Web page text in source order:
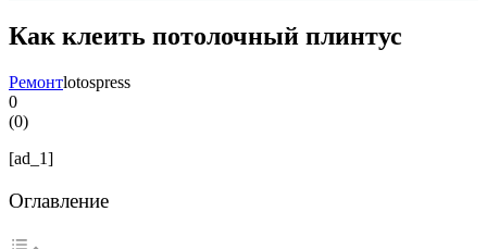
Как клеить потолочный плинтус
Ремонтlotospress
0
(0)
[ad_1]
Оглавление